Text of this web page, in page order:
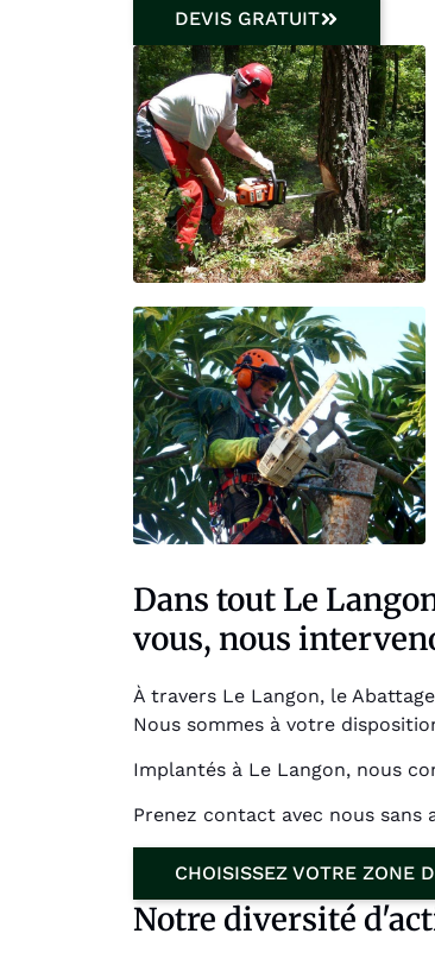
DEVIS GRATUIT
Dans tout Le
vous, nous
À travers Le Langon, le
Nous sommes à votre
Implantés à Le Langon, nous
Prenez contact avec nous sans
CHOISISSEZ VOTRE ZONE
Notre diversité